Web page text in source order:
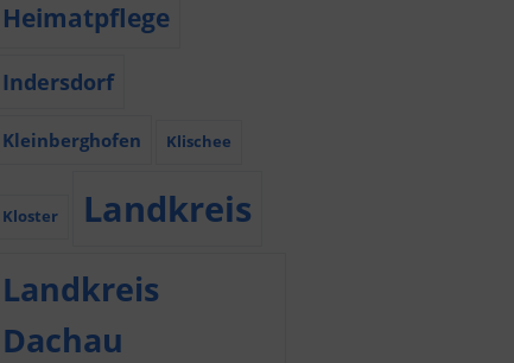
Heimatpflege
Indersdorf
Kleinberghofen Klischee
Kloster Landkreis
Landkreis
Dachau